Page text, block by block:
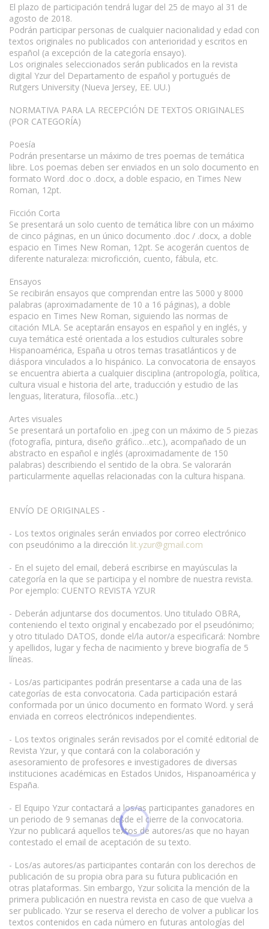
El plazo de participación tendrá lugar del 25 de mayo al 31 de
agosto de 2018.
Podrán participar personas de cualquier nacionalidad y edad con
textos originales no publicados con anterioridad y escritos en
español (a excepción de la categoría ensayo).
Los originales seleccionados serán publicados en la revista
digital Yzur del Departamento de español y portugués de
Rutgers University (Nueva Jersey, EE. UU.)
NORMATIVA PARA LA RECEPCIÓN DE TEXTOS ORIGINALES
(POR CATEGORÍA)
Poesía
Podrán presentarse un máximo de tres poemas de temática
libre. Los poemas deben ser enviados en un solo documento en
formato Word .doc o .docx, a doble espacio, en Times New
Roman, 12pt.
Ficción Corta
Se presentará un solo cuento de temática libre con un máximo
de cinco páginas, en un único documento .doc / .docx, a doble
espacio en Times New Roman, 12pt. Se acogerán cuentos de
diferente naturaleza: microficción, cuento, fábula, etc.
Ensayos
Se recibirán ensayos que comprendan entre las 5000 y 8000
palabras (aproximadamente de 10 a 16 páginas), a doble
espacio en Times New Roman, siguiendo las normas de
citación MLA. Se aceptarán ensayos en español y en inglés, y
cuya temática esté orientada a los estudios culturales sobre
Hispanoamérica, España u otros temas trasatlánticos y de
diáspora vinculados a lo hispánico. La convocatoria de ensayos
se encuentra abierta a cualquier disciplina (antropología, política,
cultura visual e historia del arte, traducción y estudio de las
lenguas, literatura, filosofía…etc.)
Artes visuales
Se presentará un portafolio en .jpeg con un máximo de 5 piezas
(fotografía, pintura, diseño gráfico…etc.), acompañado de un
abstracto en español e inglés (aproximadamente de 150
palabras) describiendo el sentido de la obra. Se valorarán
particularmente aquellas relacionadas con la cultura hispana.
ENVÍO DE ORIGINALES -
- Los textos originales serán enviados por correo electrónico
con pseudónimo a la dirección lit.yzur@gmail.com
- En el sujeto del email, deberá escribirse en mayúsculas la
categoría en la que se participa y el nombre de nuestra revista.
Por ejemplo: CUENTO REVISTA YZUR
- Deberán adjuntarse dos documentos. Uno titulado OBRA,
conteniendo el texto original y encabezado por el pseudónimo;
y otro titulado DATOS, donde el/la autor/a especificará: Nombre
y apellidos, lugar y fecha de nacimiento y breve biografía de 5
líneas.
- Los/as participantes podrán presentarse a cada una de las
categorías de esta convocatoria. Cada participación estará
conformada por un único documento en formato Word. y será
enviada en correos electrónicos independientes.
- Los textos originales serán revisados por el comité editorial de
Revista Yzur, y que contará con la colaboración y
asesoramiento de profesores e investigadores de diversas
instituciones académicas en Estados Unidos, Hispanoamérica y
España.
- El Equipo Yzur contactará a los/as participantes ganadores en
un periodo de 9 semanas desde el cierre de la convocatoria.
Yzur no publicará aquellos textos de autores/as que no hayan
contestado el email de aceptación de su texto.
- Los/as autores/as participantes contarán con los derechos de
publicación de su propia obra para su futura publicación en
otras plataformas. Sin embargo, Yzur solicita la mención de la
primera publicación en nuestra revista en caso de que vuelva a
ser publicado. Yzur se reserva el derecho de volver a publicar los
textos contenidos en cada número en futuras antologías del